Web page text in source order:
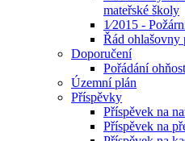
mateřské školy
1⁄2015 -
Řád ohlašovny
Doporučení
Pořádání
Územní plán
Příspěvky
Příspěvek na
Příspěvek na